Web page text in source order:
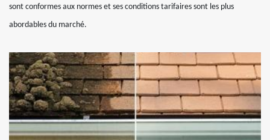
sont conformes aux normes et ses conditions tarifaires sont les plus
abordables du marché.